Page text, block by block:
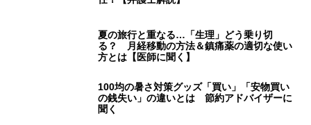
方とは【医師に聞く】
100均の暑さ対策グッズ「買い」「安物買い
聞く
子どもの夏休み「昼食問題」が解決？ 「作